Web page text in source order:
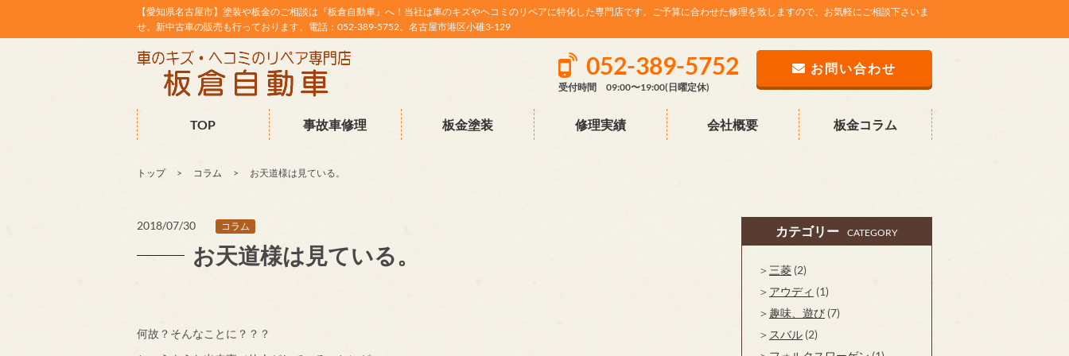
【愛知県名古屋市】塗装や板金のご相談は『板倉自動車』へ！当社は車のキズやヘコミのリペアに特化した専門店です。ご予算に合わせた修理を致しますので、お気軽にご相談下さいま
せ。新中古車の販売も行っております。電話：052-389-5752。名古屋市港区小碓3-129
052-389-5752
受付時間 09:00〜19:00(日曜定休)
お問い合わせ
TOP 事故車修理 板金塗装 修理実績 会社概要 板金コラム
トップ コラム お天道様は見ている。
2018/07/30 コラム
お天道様は見ている。
何故？そんなことに？？？
カテゴリー CATEGORY
三菱 (2)
アウディ (1)
趣味、遊び (7)
スバル (2)